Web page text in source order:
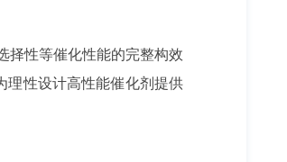
择性等催化性能的完整构效
理性设计高性能催化剂提供